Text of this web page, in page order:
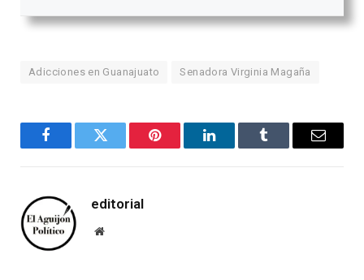
Adicciones en Guanajuato Senadora Virginia Magaña
FacebookTwitter Pinterest LinkedInTumblr Email
editorial
Website